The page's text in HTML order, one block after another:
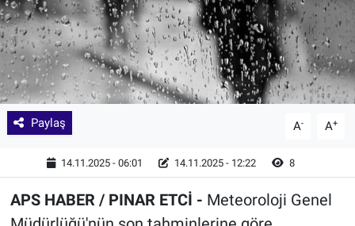
Paylaş A- A+
14.11.2025 - 06:01 14.11.2025 - 12:22 8
APS HABER / PINAR ETCİ - Meteoroloji Genel